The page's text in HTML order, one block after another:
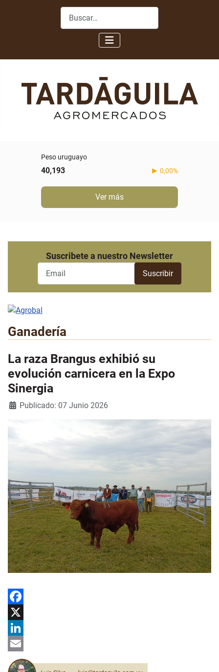
Buscar
Peso uruguayo
40,193 0,00%
Ver más
Suscribete a nuestro Newsletter
Ganadería
La raza Brangus exhibió su
evolución carnicera en la Expo
Sinergia
Detalles
Publicado: 07 Junio 2026
Facebook
X
LinkedIn
Email